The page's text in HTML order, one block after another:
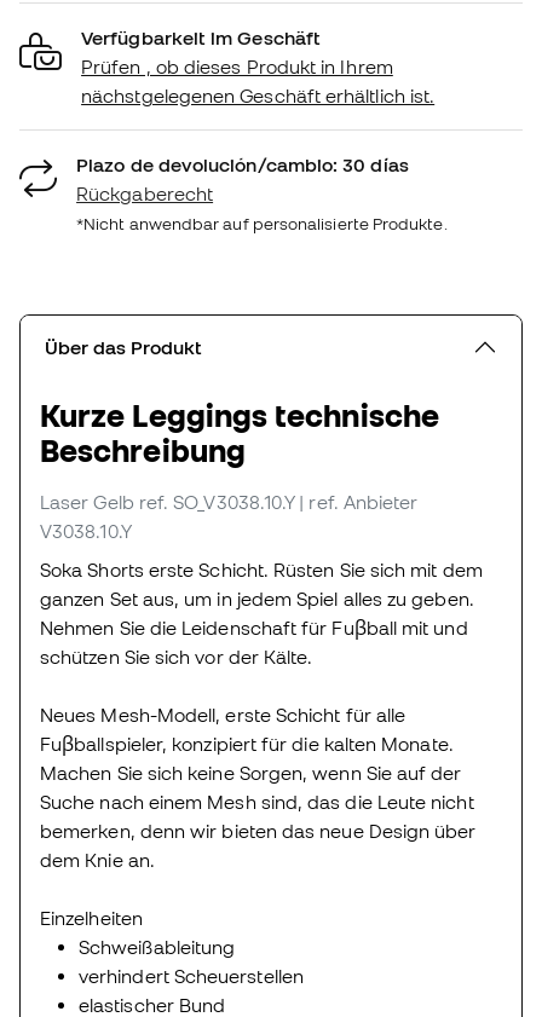
Verfügbarkeit im Geschäft
Prüfen , ob dieses Produkt in Ihrem
nächstgelegenen Geschäft erhältlich ist.
Plazo de devolución/cambio: 30 días
Rückgaberecht
*Nicht anwendbar auf personalisierte Produkte.
Über das Produkt
Kurze Leggings technische
Beschreibung
Laser Gelb ref. SO_V3038.10.Y | ref. Anbieter
V3038.10.Y
Soka Shorts erste Schicht. Rüsten Sie sich mit dem
ganzen Set aus, um in jedem Spiel alles zu geben.
Nehmen Sie die Leidenschaft für Fuβball mit und
schützen Sie sich vor der Kälte.
Neues Mesh-Modell, erste Schicht für alle
Fuβballspieler, konzipiert für die kalten Monate.
Machen Sie sich keine Sorgen, wenn Sie auf der
Suche nach einem Mesh sind, das die Leute nicht
bemerken, denn wir bieten das neue Design über
dem Knie an.
Einzelheiten
Schweißableitung
verhindert Scheuerstellen
elastischer Bund